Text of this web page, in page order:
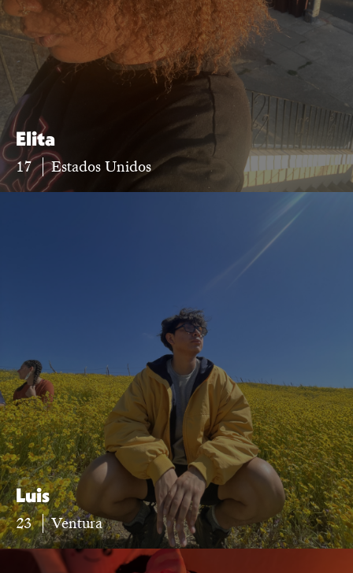
Elita
17
Estados Unidos
Luis
23
Ventura